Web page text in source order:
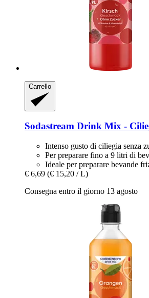
Carrello
Sodastream Drink Mix -​
Intenso gusto di ciliegia senza
Per preparare fino a 9 litri di
Ideale per preparare bevande
€ 6,69 (€ 15,20 / L)
Consegna entro il giorno 13 agosto